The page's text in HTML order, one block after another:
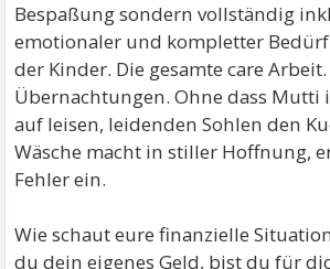
Bespaßung sondern vollständig
emotionaler und kompletter
der Kinder. Die gesamte care
Übernachtungen. Ohne dass
auf leisen, leidenden Sohlen den
Wäsche macht in stiller Hoffnung,
Fehler ein.
Wie schaut eure finanzielle
du dein eigenes Geld, bist du für